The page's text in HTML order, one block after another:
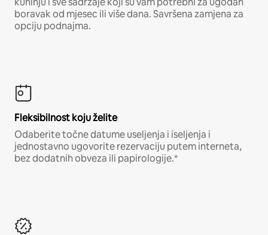
boravak od mjesec ili više dana. Savršena zamjena za
opciju podnajma.
Fleksibilnost koju želite
Odaberite točne datume useljenja i iseljenja i
jednostavno ugovorite rezervaciju putem interneta,
bez dodatnih obveza ili papirologije.*